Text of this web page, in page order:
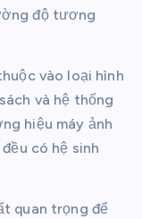
độ tương
vào loại hình
và hệ thống
hiệu máy ảnh
có hệ sinh
quan trọng để